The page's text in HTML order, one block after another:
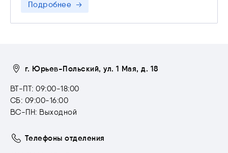
Подробнее
г. Юрьев-Польский, ул. 1 Мая, д. 18
ВТ-ПТ: 09:00-18:00
СБ: 09:00-16:00
ВС-ПН: Выходной
Телефоны отделения